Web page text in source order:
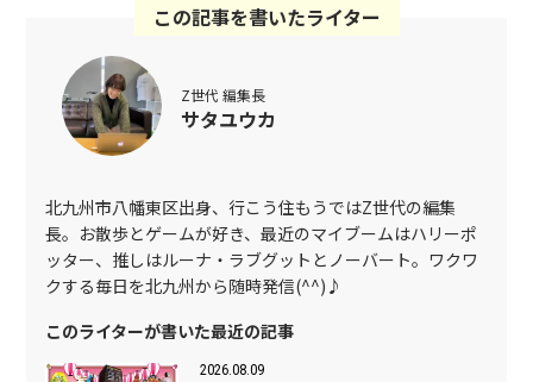
この記事を書いたライター
Z世代 編集長
サタユウカ
北九州市八幡東区出身、行こう住もうではZ世代の編集
長。お散歩とゲームが好き、最近のマイブームはハリーポ
ッター、推しはルーナ・ラブグットとノーバート。ワクワ
クする毎日を北九州から随時発信(^^)♪
このライターが書いた最近の記事
2026.08.09